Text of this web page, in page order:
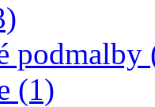
podmalby
(1)